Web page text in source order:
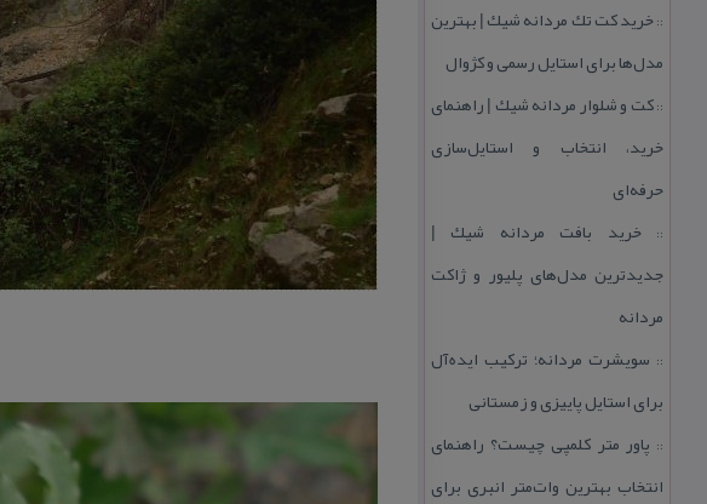
::خرید كت تك مردانه شیك | بهترین
مدل‌ها برای استایل رسمی و كژوال
::كت و شلوار مردانه شیك | راهنمای
خرید، انتخاب و استایل‌سازی
حرفه‌ای
::خرید بافت مردانه شیك |
جدیدترین مدل‌های پلیور و ژاكت
مردانه
:: سویشرت مردانه؛ تركیب ایده‌آل
برای استایل پاییزی و زمستانی
:: پاور متر كلمپی چیست؟ راهنمای
انتخاب بهترین وات‌متر انبری برای